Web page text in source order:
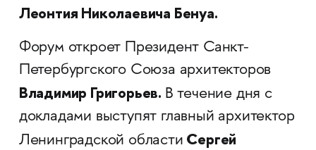
Леонтия Николаевича Бенуа.
Форум откроет Президент Санкт-
Петербургского Союза архитекторов
Владимир Григорьев. В течение дня с
докладами выступят главный архитектор
Ленинградской области Сергей